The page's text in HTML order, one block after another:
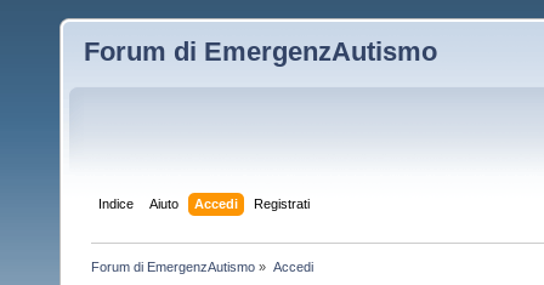
Forum di EmergenzAutismo
Indice Aiuto Accedi Registrati
Forum di EmergenzAutismo » Accedi